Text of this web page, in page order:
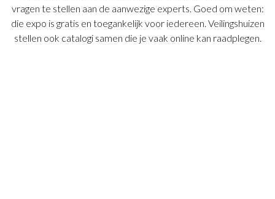
vragen te stellen aan de aanwezige experts. Goed om weten:
die expo is gratis en toegankelijk voor iedereen. Veilingshuizen
stellen ook catalogi samen die je vaak online kan raadplegen.